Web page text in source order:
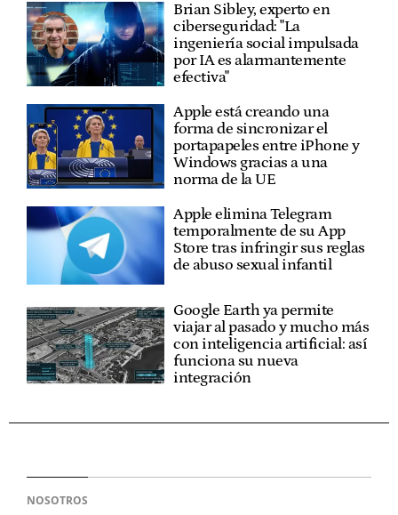
Brian Sibley, experto en
ciberseguridad: "La
ingeniería social impulsada
por IA es alarmantemente
efectiva"
Apple está creando una
forma de sincronizar el
portapapeles entre iPhone y
Windows gracias a una
norma de la UE
Apple elimina Telegram
temporalmente de su App
Store tras infringir sus reglas
de abuso sexual infantil
Google Earth ya permite
viajar al pasado y mucho más
con inteligencia artificial: así
funciona su nueva
integración
NOSOTROS